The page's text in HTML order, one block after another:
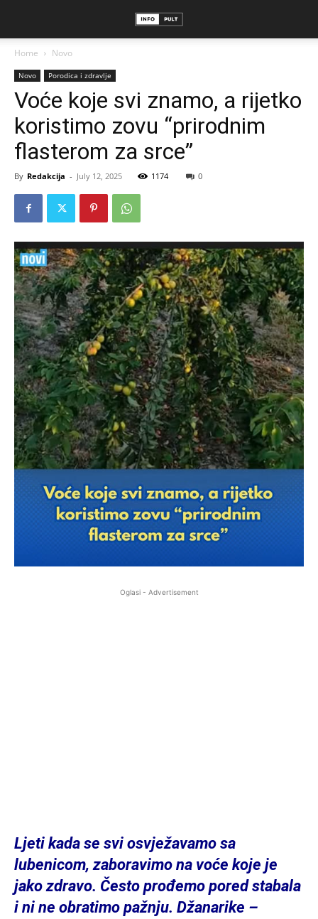
Home Novo
Novo Porodica i zdravlje
Voće koje svi znamo, a rijetko
koristimo zovu “prirodnim
flasterom za srce”
By Redakcija - July 12, 2025 1174 0
Oglasi - Advertisement
Ljeti kada se svi osvježavamo sa
lubenicom, zaboravimo na voće koje je
jako zdravo. Često prođemo pored stabala
i ni ne obratimo pažnju. Džanarike –